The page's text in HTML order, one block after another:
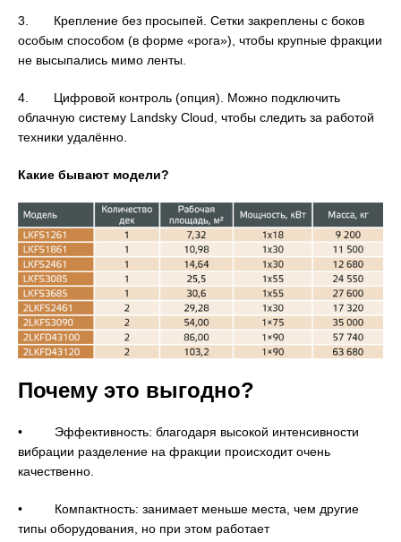
3. Крепление без просыпей. Сетки закреплены с боков
особым способом (в форме «рога»), чтобы крупные фракции
не высыпались мимо ленты.
4. Цифровой контроль (опция). Можно подключить
облачную систему Landsky Cloud, чтобы следить за работой
техники удалённо.
Какие бывают модели?
Почему это выгодно?
• Эффективность: благодаря высокой интенсивности
вибрации разделение на фракции происходит очень
качественно.
• Компактность: занимает меньше места, чем другие
типы оборудования, но при этом работает